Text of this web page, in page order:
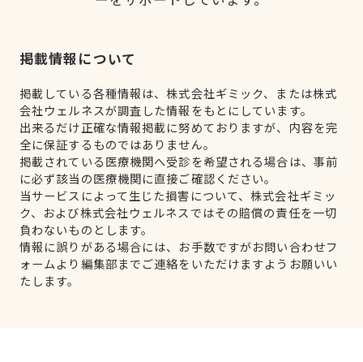
掲載情報について
掲載している各種情報は、株式会社ギミック、または株式
会社ウェルネスが調査した情報をもとにしています。
出来るだけ正確な情報掲載に努めておりますが、内容を完
全に保証するものではありません。
掲載されている医療機関へ受診を希望される場合は、事前
に必ず該当の医療機関に直接ご確認ください。
当サービスによって生じた損害について、株式会社ギミッ
ク、および株式会社ウェルネスではその賠償の責任を一切
負わないものとします。
情報に誤りがある場合には、お手数ですがお問い合わせフ
ォームより編集部までご連絡をいただけますようお願いい
たします。